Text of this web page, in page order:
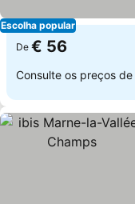
Escolha popular
De € 56
Consulte os preços de